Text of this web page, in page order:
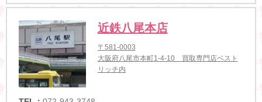
近鉄八尾本店
〒581-0003
大阪府八尾市本町1-4-10 買取専門店ベスト
リッチ内